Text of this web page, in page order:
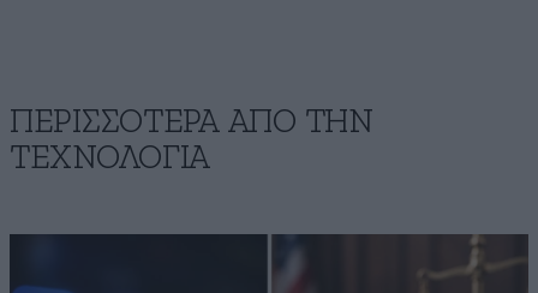
ΠΕΡΙΣΣΟΤΕΡΑ ΑΠΟ ΤΗΝ
ΤΕΧΝΟΛΟΓΙΑ